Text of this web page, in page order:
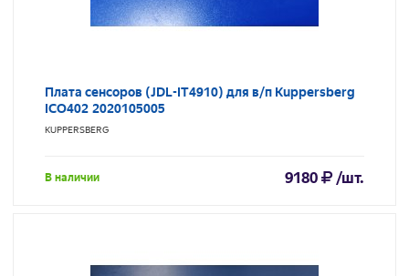
Плата сенсоров (JDL-IT4910) для в/п Kuppersberg
ICO402 2020105005
KUPPERSBERG
В наличии 9180 /шт.